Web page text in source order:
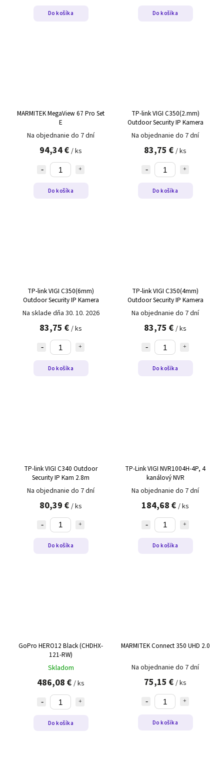
Do košíka Do košíka
MARMITEK MegaView 67 Pro Set
E
Na objednanie do 7 dní
94,34 € / ks
Do košíka
TP-link VIGI C350(2.mm)
Outdoor Security IP Kamera
Na objednanie do 7 dní
83,75 € / ks
Do košíka
TP-link VIGI C350(6mm)
Outdoor Security IP Kamera
Na sklade dňa 30. 10. 2026
83,75 € / ks
Do košíka
TP-link VIGI C350(4mm)
Outdoor Security IP Kamera
Na objednanie do 7 dní
83,75 € / ks
Do košíka
TP-link VIGI C340 Outdoor
Security IP Kam 2.8m
Na objednanie do 7 dní
80,39 € / ks
Do košíka
TP-Link VIGI NVR1004H-4P, 4
kanálový NVR
Na objednanie do 7 dní
184,68 € / ks
Do košíka
GoPro HERO12 Black (CHDHX-
121-RW)
Skladom
486,08 € / ks
Do košíka
MARMITEK Connect 350 UHD 2.0
Na objednanie do 7 dní
75,15 € / ks
Do košíka